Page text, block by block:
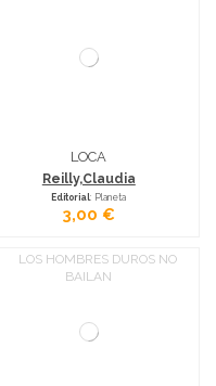
LOCA
Reilly,Claudia
Editorial: Planeta
3,00 €